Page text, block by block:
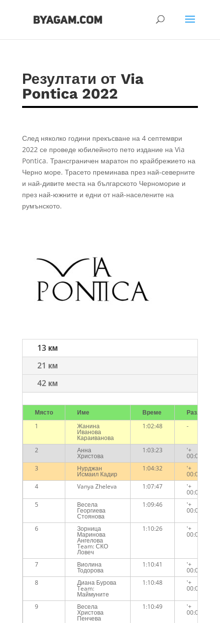
Резултати от Via
Pontica 2022
След няколко години прекъсване на 4 септември
2022 се проведе юбилейното пето издание на Via
Pontica. Трансграничен маратон по крайбрежието на
Черно море. Трасето преминава през най-северните
и най-дивите места на българското Черноморие и
през най-южните и едни от най-населените на
румънското.
13 км
21 км
42 км
Място Име Време
Разлика
1
Жанина
Иванова
Караиванова
1:02:48 -
2 Анна
Христова
1:03:23 '+
00:00:35
3
Нурджан
Исмаил Кадир
1:04:32 '+
00:01:44
4
Vanya Zheleva 1:07:47 '+
00:04:59
5
Весела
Георгиева
Стоянова
1:09:46 '+
00:06:58
6 Зорница
Маринова
Ангелова
Team: СКО
Ловеч
1:10:26 '+
00:07:38
7 Виолина
Тодорова
1:10:41 '+
00:07:53
8
Диана Бурова
Team:
Маймуните
1:10:48 '+
00:08:00
9 Весела
Христова
Пенчева
1:10:49 '+
00:08:01